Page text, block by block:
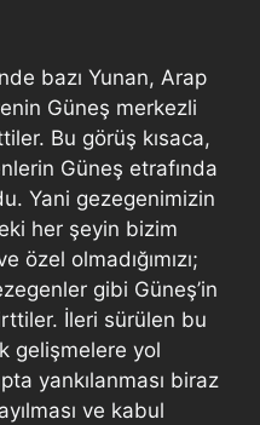
bazı Yunan, Arap
Güneş merkezli
Bu görüş kısaca,
Güneş etrafında
Yani gezegenimizin
her şeyin bizim
özel olmadığımızı;
gibi Güneş’in
İleri sürülen bu
gelişmelere yol
yankılanması biraz
ve kabul